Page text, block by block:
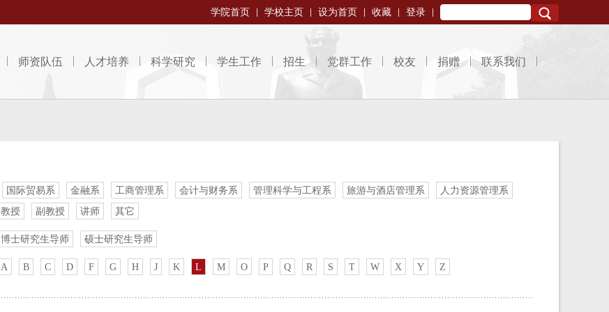
学院首页 学校主页 设为首页 收藏 登录
师资队伍 人才培养 科学研究 学生工作 招生 党群工作 校友 捐赠 联系我们
国际贸易系 金融系 工商管理系 会计与财务系 管理科学与工程系 旅游与酒店管理系
人力资源管理系
教授 副教授 讲师 其它
博士研究生导师 硕士研究生导师
A B C D F G H J K L M O P Q R S T W X Y Z